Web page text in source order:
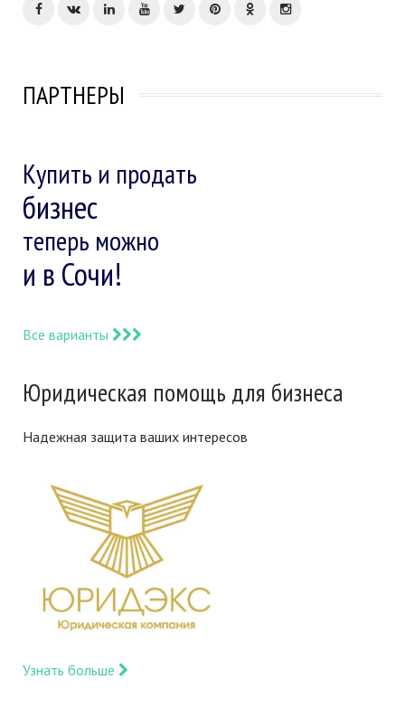
ПАРТНЕРЫ
Купить и продать
бизнес
теперь можно
и в Сочи!
Все варианты
Юридическая помощь для бизнеса
Надежная защита ваших интересов
Узнать больше